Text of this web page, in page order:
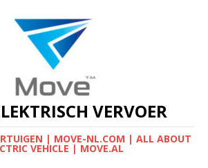
VERVOER
| MOVE-NL.COM | ALL ABOUT
VEHICLE | MOVE.AL